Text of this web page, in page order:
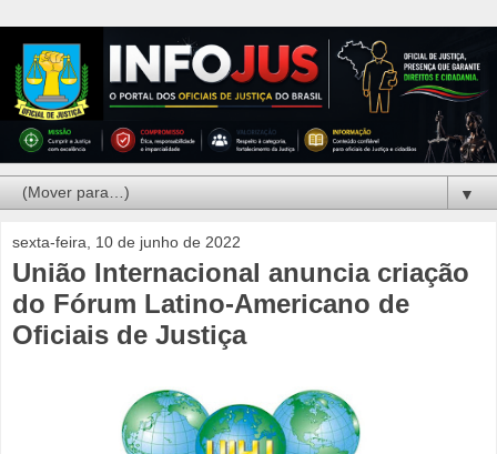
▼
sexta-feira, 10 de junho de 2022
União Internacional anuncia criação
do Fórum Latino-Americano de
Oficiais de Justiça